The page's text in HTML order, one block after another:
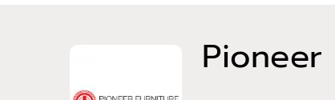
Pioneer